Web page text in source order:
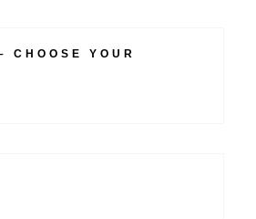
CHOOSE YOUR